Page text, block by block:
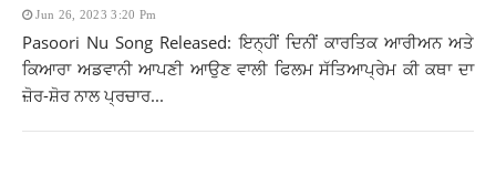
Jun 26, 2023 3:20 Pm
Pasoori Nu Song Released: ਇਨ੍ਹੀਂ ਦਿਨੀਂ ਕਾਰਤਿਕ ਆਰੀਅਨ ਅਤੇ
ਕਿਆਰਾ ਅਡਵਾਨੀ ਆਪਣੀ ਆਉਣ ਵਾਲੀ ਫਿਲਮ ਸੱਤਿਆਪ੍ਰੇਮ ਕੀ ਕਥਾ ਦਾ
ਜ਼ੋਰ-ਸ਼ੋਰ ਨਾਲ ਪ੍ਰਚਾਰ...